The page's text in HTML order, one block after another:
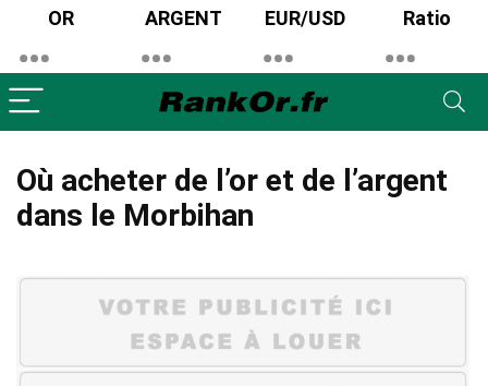
OR ARGENT EUR/USD Ratio
Où acheter de l’or et de l’argent
dans le Morbihan